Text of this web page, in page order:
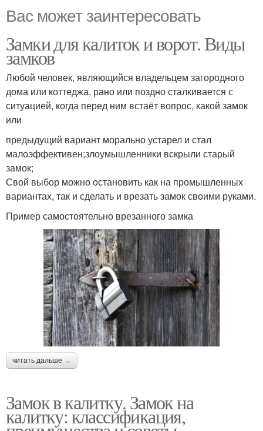
Вас может заинтересовать
Замки для калиток и ворот. Виды
замков
Любой человек, являющийся владельцем загородного
дома или коттеджа, рано или поздно сталкивается с
ситуацией, когда перед ним встаёт вопрос, какой замок
или
предыдущий вариант морально устарел и стал
малоэффективен;злоумышленники вскрыли старый
замок;
Свой выбор можно остановить как на промышленных
вариантах, так и сделать и врезать замок своими руками.
Пример самостоятельно врезанного замка
читать дальше →
Замок в калитку. Замок на
калитку: классификация,